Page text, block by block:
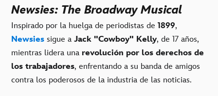
Newsies: The Broadway Musical
Inspirado por la huelga de periodistas de 1899,
Newsies sigue a Jack "Cowboy" Kelly, de 17 años,
mientras lidera una revolución por los derechos de
los trabajadores, enfrentando a su banda de amigos
contra los poderosos de la industria de las noticias.